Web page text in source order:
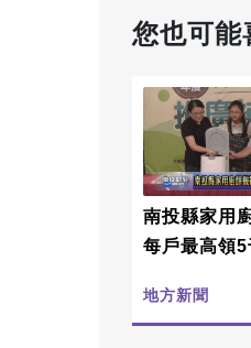
您也可能
南投縣家用
每戶最高領5
地方新聞